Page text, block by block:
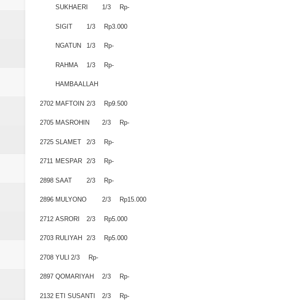
SUKHAERI 1/3 Rp-
SIGIT 1/3 Rp3.000
NGATUN 1/3 Rp-
RAHMA 1/3 Rp-
HAMBAALLAH
2702 MAFTOIN 2/3 Rp9.500
2705 MASROHIN 2/3 Rp-
2725 SLAMET 2/3 Rp-
2711 MESPAR 2/3 Rp-
2898 SAAT 2/3 Rp-
2896 MULYONO 2/3 Rp15.000
2712 ASRORI 2/3 Rp5.000
2703 RULIYAH 2/3 Rp5.000
2708 YULI 2/3 Rp-
2897 QOMARIYAH 2/3 Rp-
2132 ETI SUSANTI 2/3 Rp-